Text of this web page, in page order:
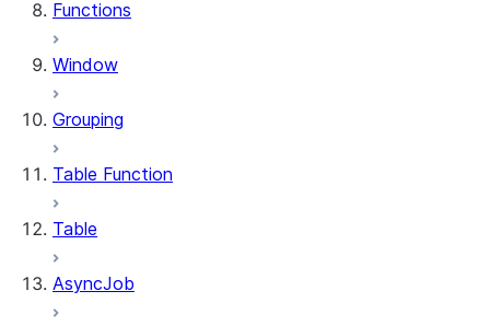
Functions
Window
Grouping
Table Function
Table
AsyncJob